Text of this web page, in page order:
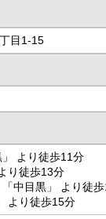
目1-15
より徒歩11分
り徒歩13分
中目黒」 より徒
より徒歩15分